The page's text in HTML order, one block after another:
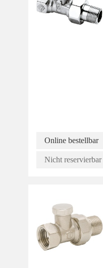
Online bestellbar
Nicht reservierbar